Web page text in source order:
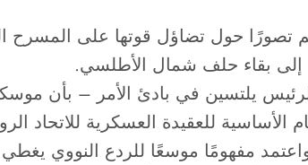
ترسم تصورًا حول تضاؤل قوتها على
إلى بقاء حلف شمال الأطلسي.
يلتسين في بادئ الأمر – بأن
حيث صدر بيانًا في شهر نوفمبر من عام ١٩٩٣ عن الأحكام الأساسية
مفهومًا موسعًا للردع النووي يغطي